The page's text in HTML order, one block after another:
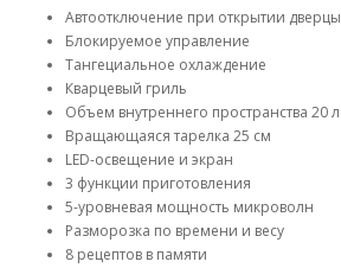
Автоотключение при открытии дверцы
Блокируемое управление
Тангециальное охлаждение
Кварцевый гриль
Объем внутреннего пространства 20 л
Вращающаяся тарелка 25 см
LED-освещение и экран
3 функции приготовления
5-уровневая мощность микроволн
Разморозка по времени и весу
8 рецептов в памяти